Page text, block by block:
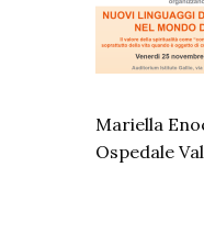
Mariella
Ospedale